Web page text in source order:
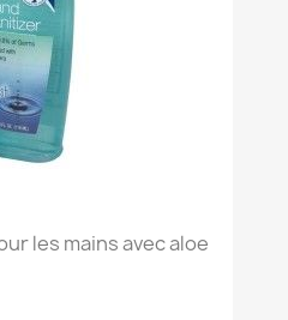
les mains avec aloe